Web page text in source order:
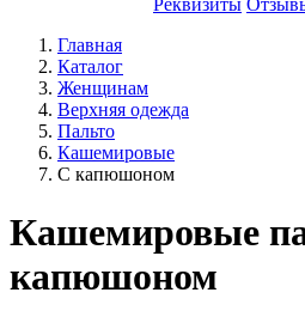
Реквизиты
Главная
Каталог
Женщинам
Верхняя одежда
Пальто
Кашемировые
С капюшоном
Кашемировые
капюшоном